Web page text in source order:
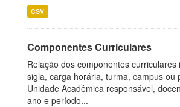
CSV
Componentes Curriculares
Relação dos componentes curriculares
sigla, carga horária, turma, campus ou
Unidade Acadêmica responsável,
ano e período...